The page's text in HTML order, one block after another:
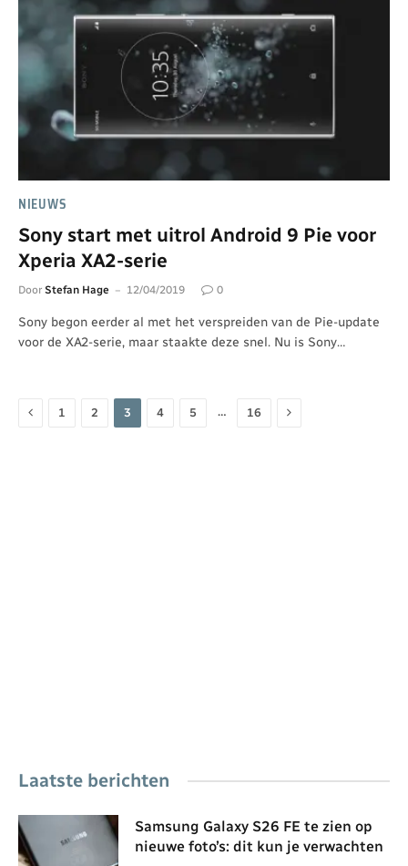
NIEUWS
Sony start met uitrol Android 9 Pie voor
Xperia XA2-serie
Door Stefan Hage 12/04/2019 0
Sony begon eerder al met het verspreiden van de Pie-update
voor de XA2-serie, maar staakte deze snel. Nu is Sony…
Vorige
1 2 3 4 5 … 16 Volgende
Laatste berichten
Samsung Galaxy S26 FE te zien op
nieuwe foto’s: dit kun je verwachten